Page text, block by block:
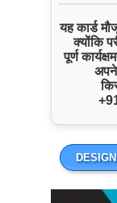
यह कार्ड
क्योंकि
पूर्ण
GST Number
GST No:
NA
Quick